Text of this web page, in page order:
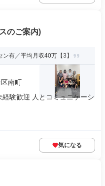
のご案内)
有／平均月収40万【3】
南町
験歓迎 人とコミュニケーシ
気になる